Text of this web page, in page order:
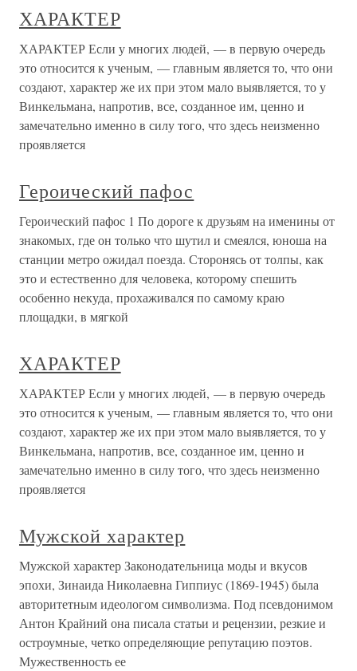
ХАРАКТЕР
ХАРАКТЕР Если у многих людей, — в первую очередь
это относится к ученым, — главным является то, что они
создают, характер же их при этом мало выявляется, то у
Винкельмана, напротив, все, созданное им, ценно и
замечательно именно в силу того, что здесь неизменно
проявляется
Героический пафос
Героический пафос 1 По дороге к друзьям на именины от
знакомых, где он только что шутил и смеялся, юноша на
станции метро ожидал поезда. Сторонясь от толпы, как
это и естественно для человека, которому спешить
особенно некуда, прохаживался по самому краю
площадки, в мягкой
ХАРАКТЕР
ХАРАКТЕР Если у многих людей, — в первую очередь
это относится к ученым, — главным является то, что они
создают, характер же их при этом мало выявляется, то у
Винкельмана, напротив, все, созданное им, ценно и
замечательно именно в силу того, что здесь неизменно
проявляется
Мужской характер
Мужской характер Законодательница моды и вкусов
эпохи, Зинаида Николаевна Гиппиус (1869-1945) была
авторитетным идеологом символизма. Под псевдонимом
Антон Крайний она писала статьи и рецензии, резкие и
остроумные, четко определяющие репутацию поэтов.
Мужественность ее